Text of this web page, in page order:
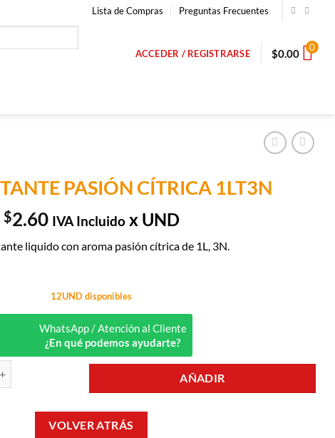
Lista de Compras Preguntas Frecuentes
ACCEDER / REGISTRARSE $0.00 0
PASIÓN CÍTRICA 1LT3N
$2.60 IVA Incluidox UND
liquido con aroma pasión cítrica de 1L, 3N.
12UND disponibles
WhatsApp / Atención al Cliente
¿En qué podemos ayudarte?
1LT3N cantidad
AÑADIR